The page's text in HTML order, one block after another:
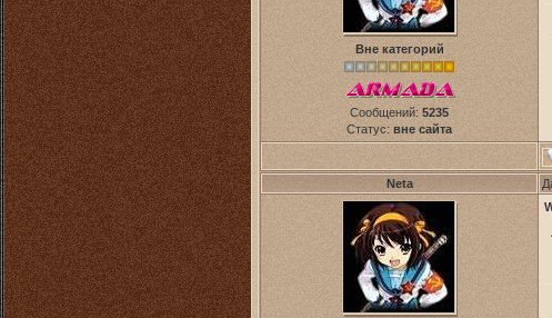
Вне категорий
Сообщений: 5235
Статус: вне сайта
Neta